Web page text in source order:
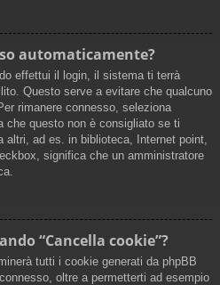
automaticamente?
effettui il login, il sistema ti terrà
Questo serve a evitare che qualcuno
rimanere connesso, seleziona
che questo non è consigliato se ti
altri, ad es. in biblioteca, Internet point,
significa che un amministratore
“Cancella cookie”?
tutti i cookie generati da phpBB
oltre a permetterti ad esempio